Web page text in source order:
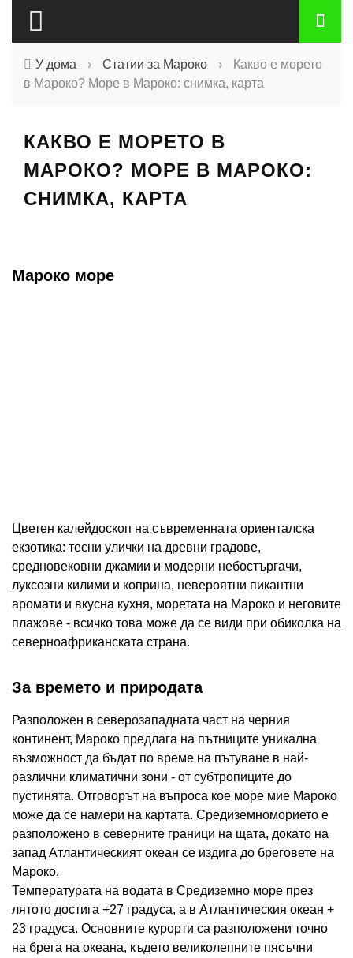
У дома › Статии за Мароко ›
Какво е морето
в Мароко? Море в Мароко: снимка, карта
КАКВО Е МОРЕТО В
МАРОКО? МОРЕ В МАРОКО:
СНИМКА, КАРТА
Мароко море
Цветен калейдоскоп на съвременната ориенталска
екзотика: тесни улички на древни градове,
средновековни джамии и модерни небостъргачи,
луксозни килими и коприна, невероятни пикантни
аромати и вкусна кухня, моретата на Мароко и неговите
плажове - всичко това може да се види при обиколка на
северноафриканската страна.
За времето и природата
Разположен в северозападната част на черния
континент, Мароко предлага на пътниците уникална
възможност да бъдат по време на пътуване в най-
различни климатични зони - от субтропиците до
пустинята. Отговорът на въпроса кое море мие Мароко
може да се намери на картата. Средиземноморието е
разположено в северните граници на щата, докато на
запад Атлантическият океан се издига до бреговете на
Мароко.
Температурата на водата в Средиземно море през
лятото достига +27 градуса, а в Атлантическия океан +
23 градуса. Основните курорти са разположени точно
на брега на океана, където великолепните пясъчни